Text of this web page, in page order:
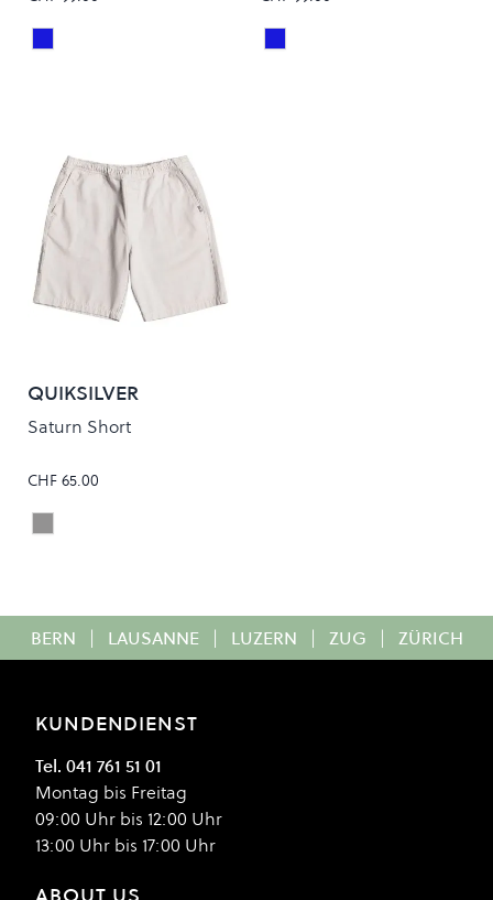
Colour
Blue Heavy Stone Wash Colour
Blue Stone Washed
QUIKSILVER
Saturn Short
CHF 65.00
Colour
Grey Violet
BERN | LAUSANNE | LUZERN | ZUG | ZÜRICH
KUNDENDIENST
Tel. 041 761 51 01
Montag bis Freitag
09:00 Uhr bis 12:00 Uhr
13:00 Uhr bis 17:00 Uhr